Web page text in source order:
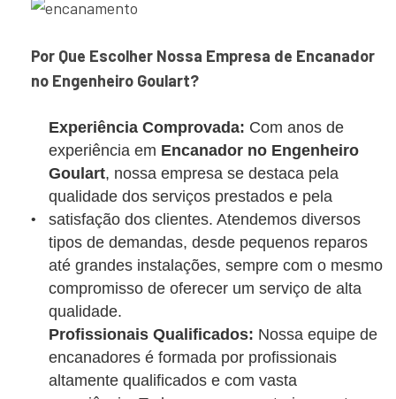
Por Que Escolher Nossa Empresa de Encanador
no Engenheiro Goulart?
Experiência Comprovada: Com anos de
experiência em Encanador no Engenheiro
Goulart, nossa empresa se destaca pela
qualidade dos serviços prestados e pela
satisfação dos clientes. Atendemos diversos
tipos de demandas, desde pequenos reparos
até grandes instalações, sempre com o mesmo
compromisso de oferecer um serviço de alta
qualidade.
Profissionais Qualificados: Nossa equipe de
encanadores é formada por profissionais
altamente qualificados e com vasta